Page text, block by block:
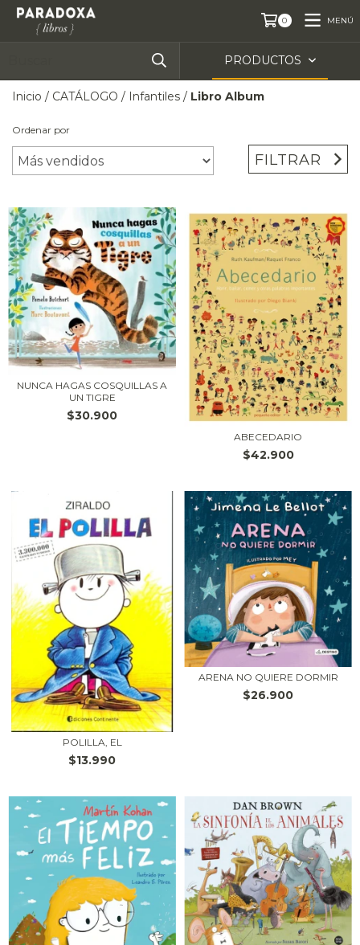
0 MENÚ
PRODUCTOS
Inicio / CATÁLOGO / Infantiles / Libro Album
Ordenar por
FILTRAR
NUNCA HAGAS COSQUILLAS A
UN TIGRE
$30.900
ABECEDARIO
$42.900
POLILLA, EL
$13.990
ARENA NO QUIERE DORMIR
$26.900